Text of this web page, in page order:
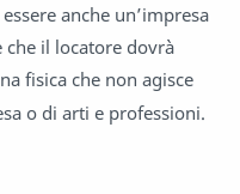
anche un’impresa
che il locatore dovrà
fisica che non agisce
o di arti e professioni.